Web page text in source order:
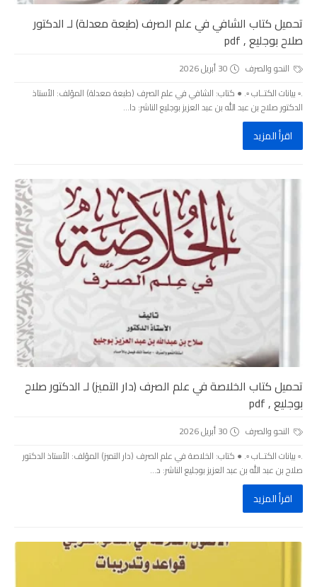
تحميل كتاب الشافي في علم الصرف (طبعة معدلة) لـ الدكتور
صلاح بوجليع , pdf
النحو والصرف
30 أبريل 2026
.▫️ بيانات الكتــاب ▫️. ● كتاب: الشافي في علم الصرف (طبعة معدلة) المؤلف: الأستاذ
الدكتور صلاح بن عبد الله بن عبد العزيز بوجليع الناشر: دا...
اقرأ المزيد
تحميل كتاب الخلاصة في علم الصرف (دار التميز) لـ الدكتور صلاح
بوجليع , pdf
النحو والصرف
30 أبريل 2026
.▫️ بيانات الكتــاب ▫️. ● كتاب: الخلاصة في علم الصرف (دار التميز) المؤلف: الأستاذ الدكتور
صلاح بن عبد الله بن عبد العزيز بوجليع الناشر: د...
اقرأ المزيد